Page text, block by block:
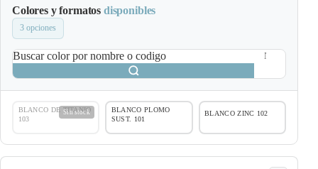
Colores y formatos disponibles
3 opciones
Buscar color por nombre o codigo
Sin stock
BLANCO DE TITANIO
103
BLANCO PLOMO
SUST. 101
BLANCO ZINC 102